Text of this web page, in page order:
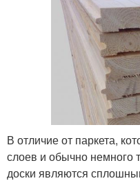
В отличие от паркета,
слоев и обычно немного
доски являются